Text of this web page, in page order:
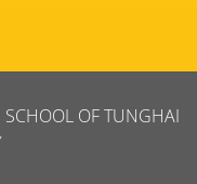
OF TUNGHAI